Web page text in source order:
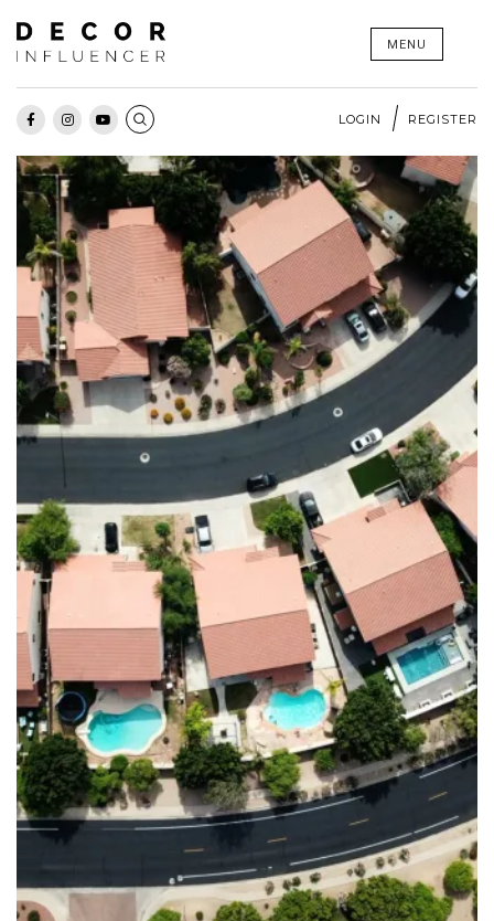
Skip
content
MENU
LOGIN REGISTER